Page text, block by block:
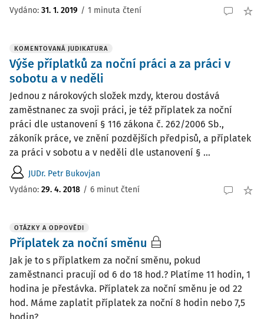
Vydáno: 31. 1. 2019 / 1 minuta čtení
KOMENTOVANÁ JUDIKATURA
Výše příplatků za noční práci a za práci v
sobotu a v neděli
Jednou z nárokových složek mzdy, kterou dostává
zaměstnanec za svoji práci, je též příplatek za noční
práci dle ustanovení § 116 zákona č. 262/2006 Sb.,
zákoník práce, ve znění pozdějších předpisů, a příplatek
za práci v sobotu a v neděli dle ustanovení § ...
JUDr. Petr Bukovjan
Vydáno: 29. 4. 2018 / 6 minut čtení
OTÁZKY A ODPOVĚDI
Příplatek za noční směnu
Jak je to s příplatkem za noční směnu, pokud
zaměstnanci pracují od 6 do 18 hod.? Platíme 11 hodin, 1
hodina je přestávka. Příplatek za noční směnu je od 22
hod. Máme zaplatit příplatek za noční 8 hodin nebo 7,5